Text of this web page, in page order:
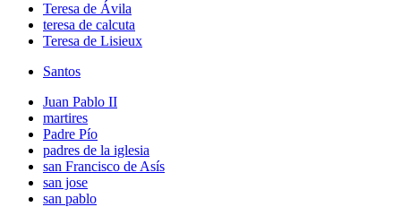
Teresa de Ávila
teresa de calcuta
Teresa de Lisieux
Santos
Juan Pablo II
martires
Padre Pío
padres de la iglesia
san Francisco de Asís
san jose
san pablo